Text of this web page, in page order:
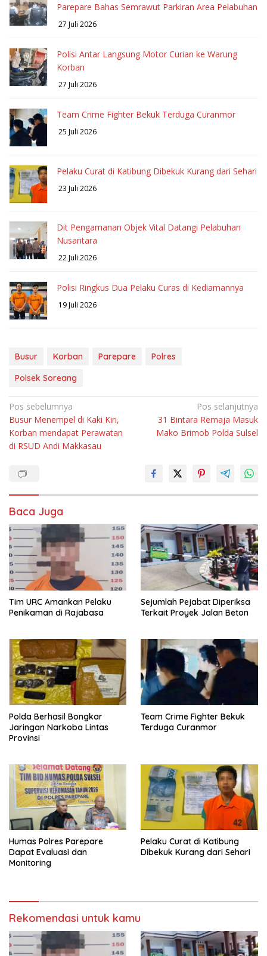
Parepare Bahas Semrawut Parkiran Area Pelabuhan
27 Juli 2026
Polisi Antar Langsung Motor Curian ke Warung
Korban
27 Juli 2026
Team Crime Fighter Bekuk Terduga Curanmor
25 Juli 2026
Pelaku Curat di Katibung Dibekuk Kurang dari Sehari
23 Juli 2026
Dit Pengamanan Objek Vital Datangi Pelabuhan
Nusantara
22 Juli 2026
Polisi Ringkus Dua Pelaku Curas di Kediamannya
19 Juli 2026
Busur Korban Parepare
Polres
Polsek Soreang
Navigasi
pos
Pos sebelumnya
Busur Menempel di Kaki Kiri,
Korban mendapat Perawatan
di RSUD Andi Makkasau
Pos selanjutnya
31 Bintara Remaja Masuk
Mako Brimob Polda Sulsel
Baca Juga
Tim URC Amankan Pelaku
Penikaman di Rajabasa
Sejumlah Pejabat Diperiksa
Terkait Proyek Jalan Beton
Polda Berhasil Bongkar
Jaringan Narkoba Lintas
Provinsi
Team Crime Fighter Bekuk
Terduga Curanmor
Humas Polres Parepare
Dapat Evaluasi dan
Monitoring
Pelaku Curat di Katibung
Dibekuk Kurang dari Sehari
Rekomendasi untuk kamu